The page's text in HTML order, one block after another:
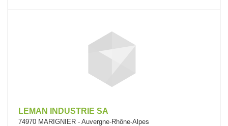
LEMAN INDUSTRIE SA
74970 MARIGNIER - Auvergne-Rhône-Alpes